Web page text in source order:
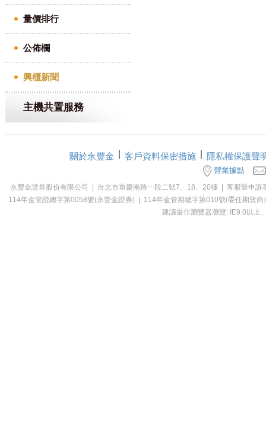
量價排行
公佈欄
興櫃新聞
主機共置服務
關於永豐金 客戶資料保密措施 隱私權保護聲
營業據點
永豐金證券股份有限公司 | 台北市重慶南路一段二號7、18、20樓 | 客服暨申
114年金管證總字第0058號(永豐金證券) | 114年金管期總字第010號(委任期貨
建議最佳瀏覽器瀏覽: IE9.0以上